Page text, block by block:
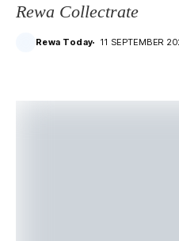
Rewa Collectrate
Rewa Today 11 SEPTEMBER